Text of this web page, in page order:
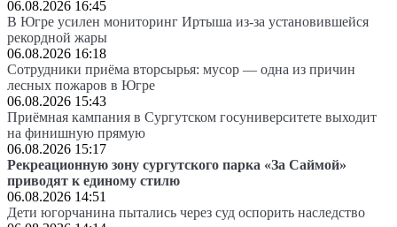
06.08.2026 16:45
В Югре усилен мониторинг Иртыша из-за установившейся
рекордной жары
06.08.2026 16:18
Сотрудники приёма вторсырья: мусор — одна из причин
лесных пожаров в Югре
06.08.2026 15:43
Приёмная кампания в Сургутском госуниверситете выходит
на финишную прямую
06.08.2026 15:17
Рекреационную зону сургутского парка «За Саймой»
приводят к единому стилю
06.08.2026 14:51
Дети югорчанина пытались через суд оспорить наследство